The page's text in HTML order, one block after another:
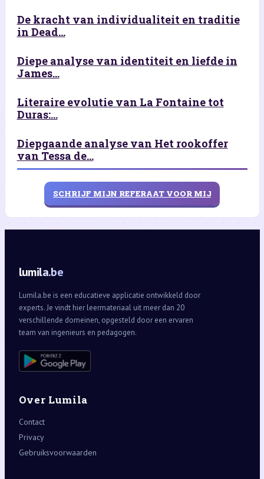
De kracht van individualiteit en traditie
in Dead...
Diepe analyse van identiteit en liefde in
James...
Literaire evolutie van La Fontaine tot
Duras:...
Diepgaande analyse van Het rookoffer
van Tessa de...
SCHRIJF MIJN REFERAAT VOOR MIJ
lumila.be
Lumila.be is een educatieve applicatie ontwikkeld door
experts. Je vindt hier leermateriaal uit meer dan 20
verschillende domeinen, opgesteld door een ervaren
team van ingenieurs en pedagogen.
Over Lumila
Contact
Privacy
Gebruiksvoorwaarden